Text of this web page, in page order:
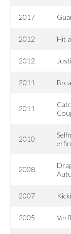
2017
2012 Hit
2012
2011-
2011
2010
2008
2007
2005